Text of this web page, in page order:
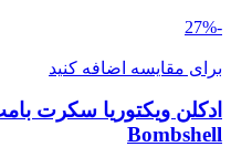
-27%
برای مقایسه اضافه کنید
Bombshell